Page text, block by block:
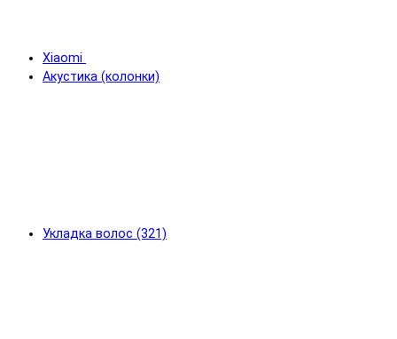
Xiaomi
Акустика (колонки)
Укладка волос (321)